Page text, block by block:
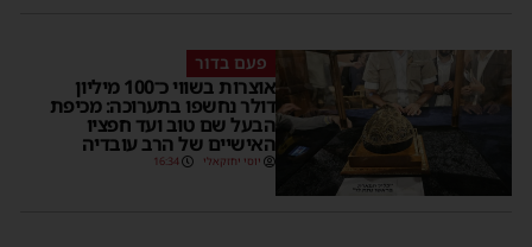
פעם בדור
אוצרות בשווי כ־100 מיליון
דולר נחשפו בתערוכה: מכיפת
הבעל שם טוב ועד חפציו
האישיים של הרב עובדיה
יוסי יחזקאלי 16:34